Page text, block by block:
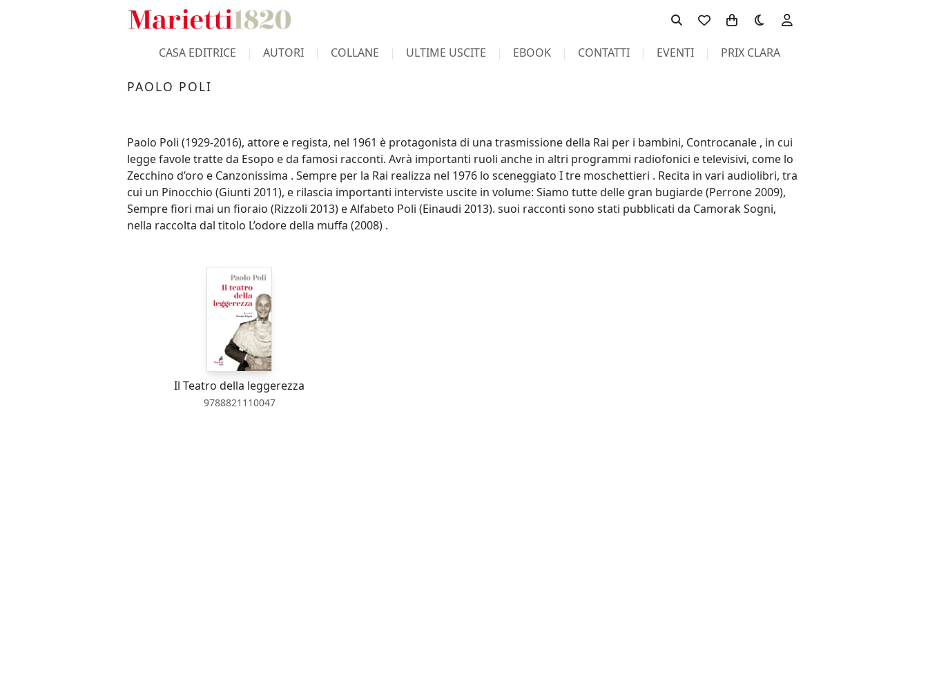
Toggle theme
CASA EDITRICE AUTORI COLLANE ULTIME USCITE EBOOK CONTATTI EVENTI PRIX CLARA
PAOLO POLI
Paolo Poli (1929-2016), attore e regista, nel 1961 è protagonista di una trasmissione della Rai per i bambini, Controcanale , in cui
legge favole tratte da Esopo e da famosi racconti. Avrà importanti ruoli anche in altri programmi radiofonici e televisivi, come lo
Zecchino d’oro e Canzonissima . Sempre per la Rai realizza nel 1976 lo sceneggiato I tre moschettieri . Recita in vari audiolibri, tra
cui un Pinocchio (Giunti 2011), e rilascia importanti interviste uscite in volume: Siamo tutte delle gran bugiarde (Perrone 2009),
Sempre fiori mai un fioraio (Rizzoli 2013) e Alfabeto Poli (Einaudi 2013). suoi racconti sono stati pubblicati da Camorak Sogni,
nella raccolta dal titolo L’odore della muffa (2008) .
Il Teatro della leggerezza
9788821110047